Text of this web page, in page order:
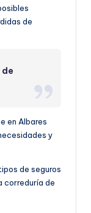
de
de
en Albares
y
de seguros
correduría de